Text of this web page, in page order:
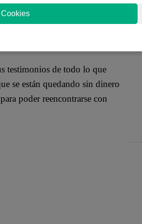
cierres de frontera a raíz de
19.
testimonios de todo lo que
se están quedando sin dinero
poder reencontrarse con